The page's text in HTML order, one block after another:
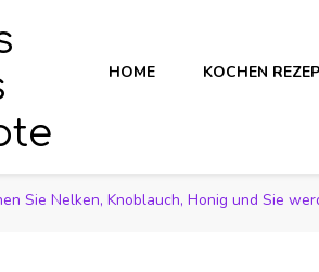
HOME KOCHEN
Sie Nelken, Knoblauch, Honig und Sie